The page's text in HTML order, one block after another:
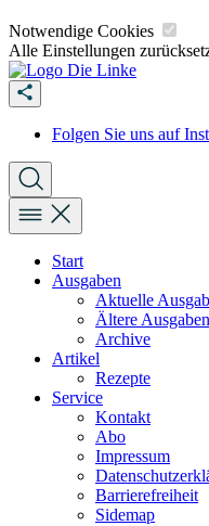
Notwendige Cookies
Alle Einstellungen
Folgen Sie uns auf
Start
Ausgaben
Aktuelle
Ältere Ausgaben
Archive
Artikel
Rezepte
Service
Kontakt
Abo
Impressum
Barrierefreiheit
Sidemap